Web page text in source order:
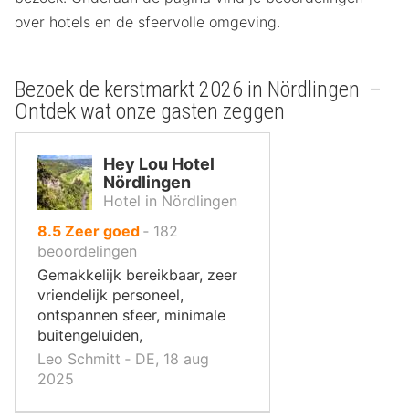
over hotels en de sfeervolle omgeving.
Bezoek de kerstmarkt 2026 in Nördlingen –
Ontdek wat onze gasten zeggen
Hey Lou Hotel
Nördlingen
Hotel in Nördlingen
8.5uit
10
,
Zeer goed ‐ 182
beoordelingen
Gemakkelijk bereikbaar, zeer
vriendelijk personeel,
ontspannen sfeer, minimale
buitengeluiden,
Leo Schmitt ‐ DE, 18 aug
2025